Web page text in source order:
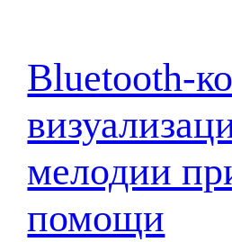
Bluetooth-
мелодии
помощи